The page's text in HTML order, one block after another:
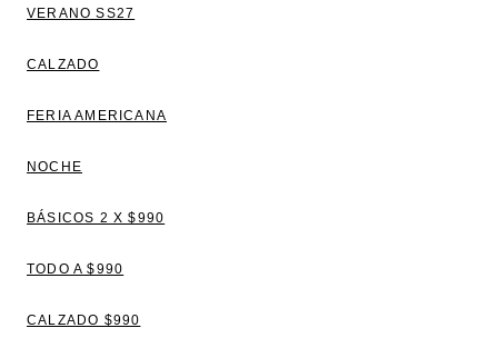
VERANO SS27
CALZADO
FERIA AMERICANA
NOCHE
BÁSICOS 2 X $990
TODO A $990
CALZADO $990